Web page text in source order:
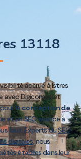
13118
accrue à Istres
avec Digicomarket
laconception de
et un SEO avancé à
faut. Experts duSEO
digitales, nous
établies dans leur